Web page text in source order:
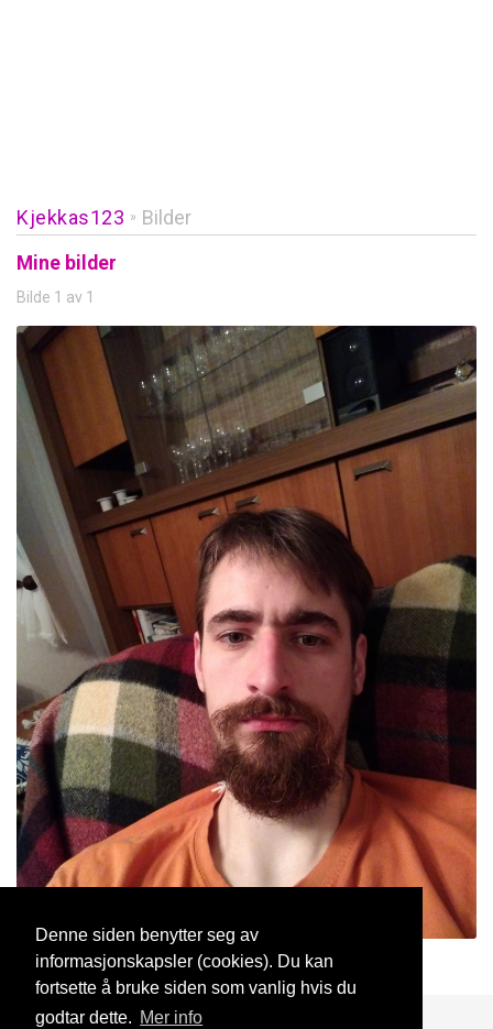
Denne siden benytter seg av
informasjonskapsler (cookies). Du kan
fortsette å bruke siden som vanlig hvis du
godtar dette. Mer info
Kjekkas123 » Bilder
Mine bilder
Bilde 1 av 1
Kjekkas123 24 Des, 2018
Blogg Support Kontakt oss